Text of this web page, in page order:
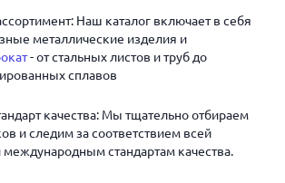
Наш каталог включает в себя
металлические изделия и
- от стальных листов и труб до
сплавов
качества: Мы тщательно отбираем
и следим за соответствием всей
международным стандартам качества.